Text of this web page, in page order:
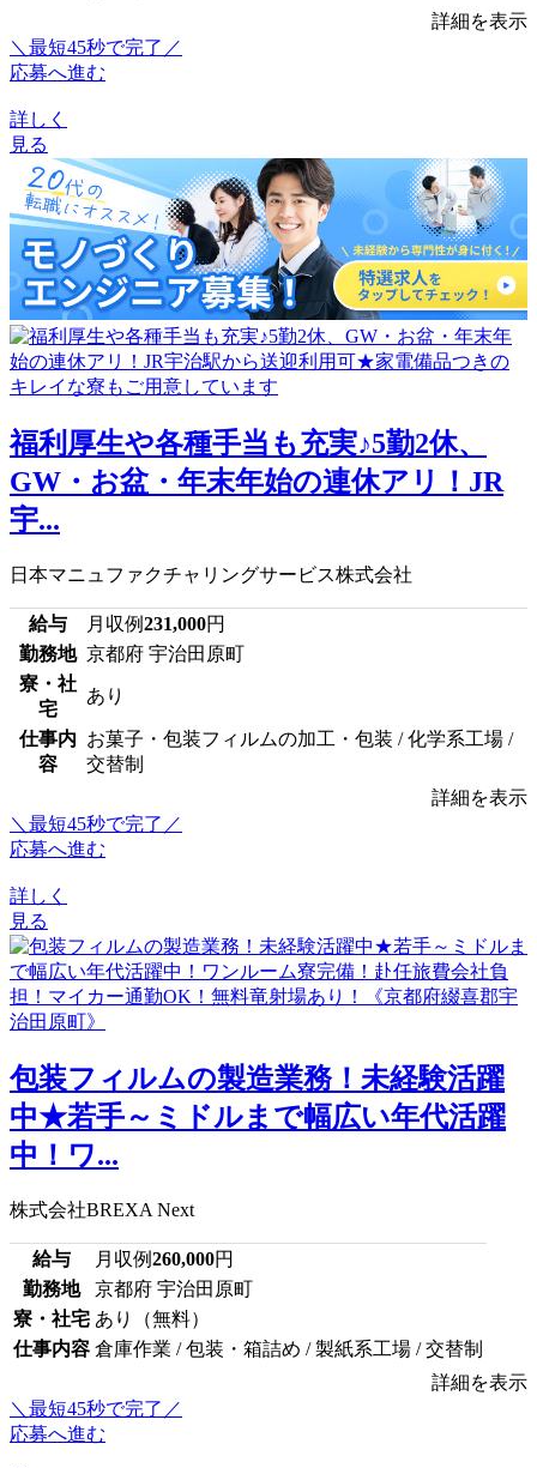
詳細を表示
＼最短45秒で完了／
応募へ進む
詳しく
見る
福利厚生や各種手当も充実♪5勤2休、
GW・お盆・年末年始の連休アリ！JR
宇...
日本マニュファクチャリングサービス株式会社
給与 月収例231,000円
勤務地 京都府 宇治田原町
寮・社
宅
あり
仕事内
容
お菓子・包装フィルムの加工・包装 / 化学系工場 /
交替制
詳細を表示
＼最短45秒で完了／
応募へ進む
詳しく
見る
包装フィルムの製造業務！未経験活躍
中★若手～ミドルまで幅広い年代活躍
中！ワ...
株式会社BREXA Next
給与 月収例260,000円
勤務地
京都府 宇治田原町
寮・社宅 あり（無料）
仕事内容 倉庫作業 / 包装・箱詰め / 製紙系工場 / 交替制
詳細を表示
＼最短45秒で完了／
応募へ進む